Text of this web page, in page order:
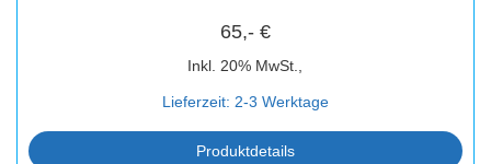
65,- €
Inkl. 20% MwSt.,
Lieferzeit: 2-3 Werktage
Produktdetails